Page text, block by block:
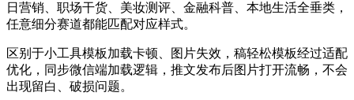
日营销、职场干货、美妆测评、金融科普、本地生活全垂类，
任意细分赛道都能匹配对应样式。
区别于小工具模板加载卡顿、图片失效，稿轻松模板经过适配
优化，同步微信端加载逻辑，推文发布后图片打开流畅，不会
出现留白、破损问题。